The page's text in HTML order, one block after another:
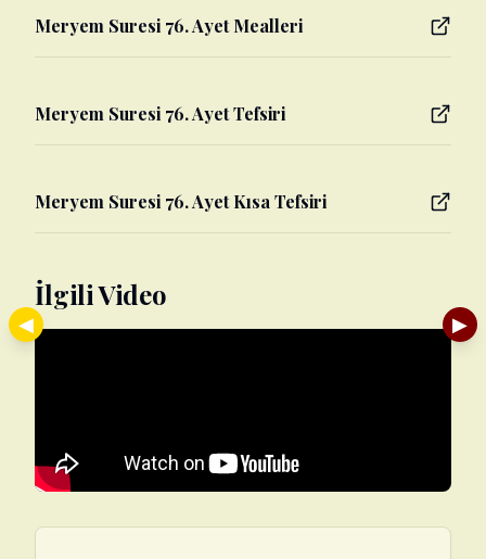
Meryem Suresi 76. Ayet Mealleri
Meryem Suresi 76. Ayet Tefsiri
Meryem Suresi 76. Ayet Kısa Tefsiri
İlgili Video
◀ ▶